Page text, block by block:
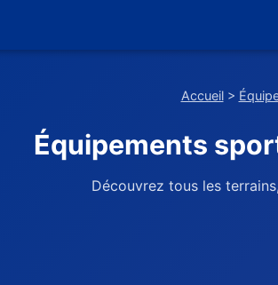
Accueil>
Équipements
Découvrez tous les